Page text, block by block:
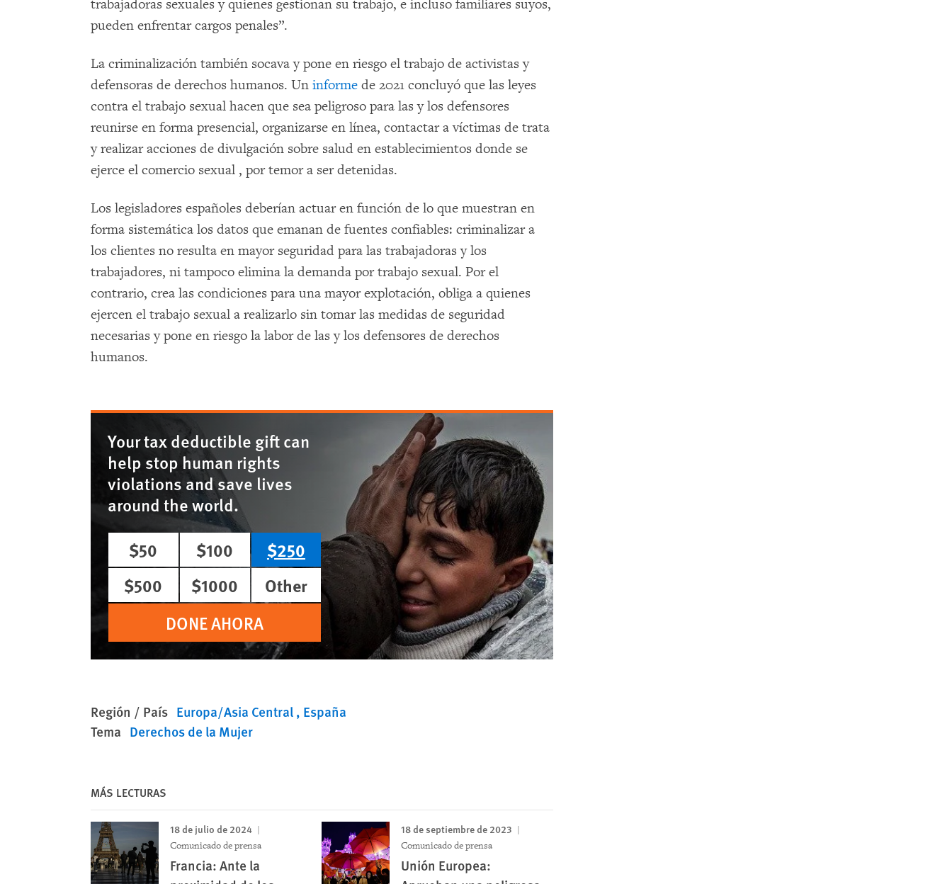
trabajadoras sexuales y quienes gestionan su trabajo, e incluso familiares suyos,
pueden enfrentar cargos penales”.
La criminalización también socava y pone en riesgo el trabajo de activistas y
defensoras de derechos humanos. Un informe de 2021 concluyó que las leyes
contra el trabajo sexual hacen que sea peligroso para las y los defensores
reunirse en forma presencial, organizarse en línea, contactar a víctimas de trata
y realizar acciones de divulgación sobre salud en establecimientos donde se
ejerce el comercio sexual , por temor a ser detenidas.
Los legisladores españoles deberían actuar en función de lo que muestran en
forma sistemática los datos que emanan de fuentes confiables: criminalizar a
los clientes no resulta en mayor seguridad para las trabajadoras y los
trabajadores, ni tampoco elimina la demanda por trabajo sexual. Por el
contrario, crea las condiciones para una mayor explotación, obliga a quienes
ejercen el trabajo sexual a realizarlo sin tomar las medidas de seguridad
necesarias y pone en riesgo la labor de las y los defensores de derechos
humanos.
Your tax deductible gift can
help stop human rights
violations and save lives
around the world.
$50
$100
$250
$500
$1000
Other
DONE AHORA
Región / País Europa/Asia Central España
Tema Derechos de la Mujer
MÁS LECTURAS
18 de julio de 2024
Comunicado de prensa
Francia: Ante la
18 de septiembre de 2023
Comunicado de prensa
Unión Europea: